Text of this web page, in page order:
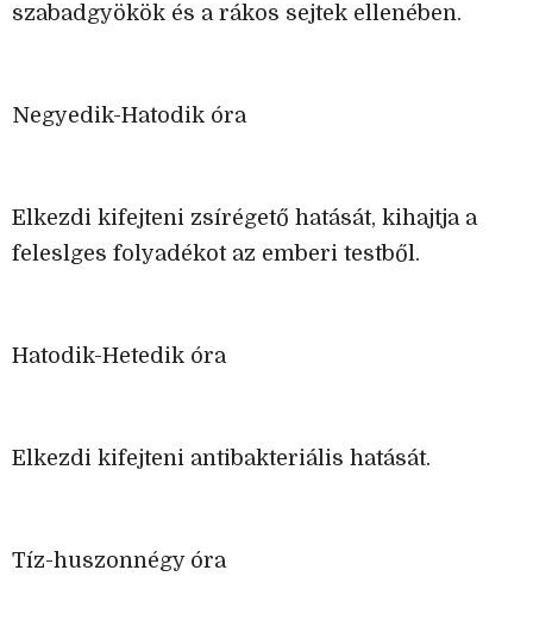
szabadgyökök és a rákos sejtek ellenében.
Negyedik-Hatodik óra
Elkezdi kifejteni zsírégető hatását, kihajtja a
feleslges folyadékot az emberi testből.
Hatodik-Hetedik óra
Elkezdi kifejteni antibakteriális hatását.
Tíz-huszonnégy óra